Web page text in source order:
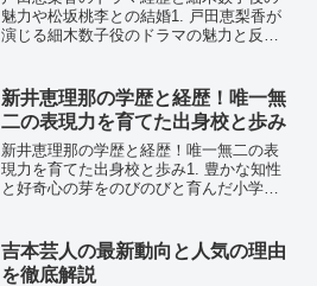
魅力や松坂桃李との結婚1. 戸田恵梨香が
演じる細木数子役のドラマの魅力と反響
サービスであるネットフリックスにおい
て、戸田恵梨香...
新井恵理那の学歴と経歴！唯一無
二の表現力を育てた出身校と歩み
新井恵理那の学歴と経歴！唯一無二の表
現力を育てた出身校と歩み1. 豊かな知性
と好奇心の芽をのびのびと育んだ小学校
方面で目覚ましい活躍を続けている新井
恵理那さんは、...
吉本芸人の最新動向と人気の理由
を徹底解説